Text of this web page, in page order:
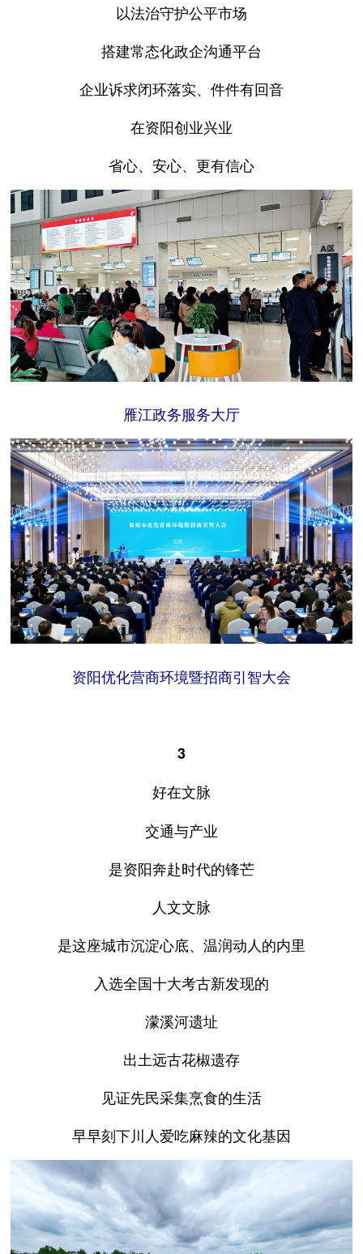
以法治守护公平市场
搭建常态化政企沟通平台
企业诉求闭环落实、件件有回音
在资阳创业兴业
省心、安心、更有信心
雁江政务服务大厅
资阳优化营商环境暨招商引智大会
3
好在文脉
交通与产业
是资阳奔赴时代的锋芒
人文文脉
是这座城市沉淀心底、温润动人的内里
入选全国十大考古新发现的
濛溪河遗址
出土远古花椒遗存
见证先民采集烹食的生活
早早刻下川人爱吃麻辣的文化基因